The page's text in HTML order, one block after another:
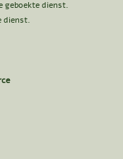
geboekte dienst.
dienst.